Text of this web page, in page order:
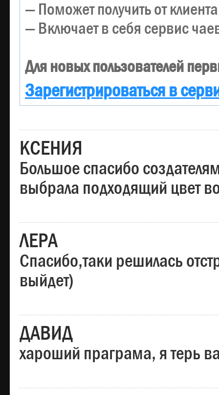
— Поможет получить от
— Включает в себя сервис
Для новых пользователей
Зарегистрироваться в
КСЕНИЯ
Большое спасибо
выбрала подходящий цвет
ЛЕРА
Спасибо,таки решилась
выйдет)
ДАВИД
хароший праграма, я терь